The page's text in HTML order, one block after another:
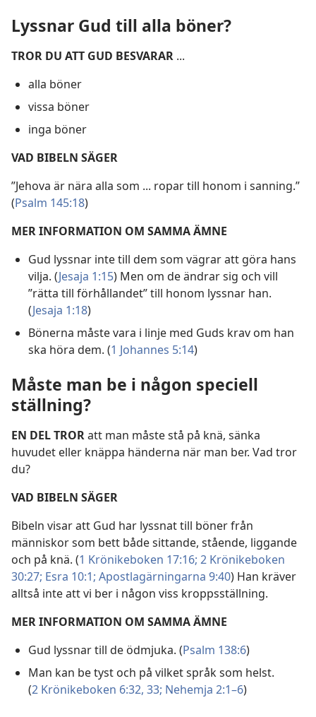
Lyssnar Gud till alla böner?
TROR DU ATT GUD BESVARAR ...
alla böner
vissa böner
inga böner
VAD BIBELN SÄGER
”Jehova är nära alla som ... ropar till honom i sanning.”
(Psalm 145:18)
MER INFORMATION OM SAMMA ÄMNE
Gud lyssnar inte till dem som vägrar att göra hans
vilja. (Jesaja 1:15) Men om de ändrar sig och vill
”rätta till förhållandet” till honom lyssnar han.
(Jesaja 1:18)
Bönerna måste vara i linje med Guds krav om han
ska höra dem. (1 Johannes 5:14)
Måste man be i någon speciell
ställning?
EN DEL TRORatt man måste stå på knä, sänka
huvudet eller knäppa händerna när man ber. Vad tror
du?
VAD BIBELN SÄGER
Bibeln visar att Gud har lyssnat till böner från
människor som bett både sittande, stående, liggande
och på knä. (1 Krönikeboken 17:16; 2 Krönikeboken
30:27; Esra 10:1; Apostlagärningarna 9:40) Han kräver
alltså inte att vi ber i någon viss kroppsställning.
MER INFORMATION OM SAMMA ÄMNE
Gud lyssnar till de ödmjuka. (Psalm 138:6)
Man kan be tyst och på vilket språk som helst.
(2 Krönikeboken 6:32, 33; Nehemja 2:1–6)